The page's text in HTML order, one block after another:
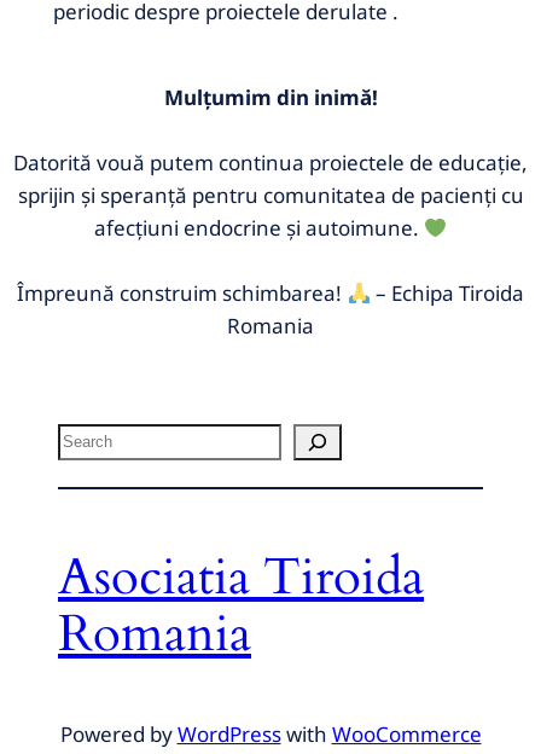
periodic despre proiectele derulate .
Mulțumim din inimă!
Datorită vouă putem continua proiectele de educație,
sprijin și speranță pentru comunitatea de pacienți cu
afecțiuni endocrine și autoimune.
Împreună construim schimbarea!
– Echipa Tiroida
Romania
Asociatia Tiroida
Romania
Powered byWordPresswith WooCommerce